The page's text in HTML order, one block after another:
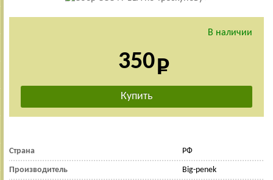
В наличии
350
Страна РФ
Производитель Big-penek